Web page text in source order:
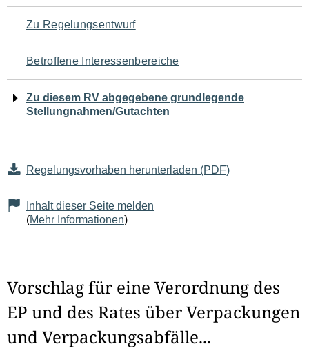
den
Seiteninhalt
Zu Regelungsentwurf
Betroffene Interessenbereiche
Zu diesem RV abgegebene grundlegende
Stellungnahmen/Gutachten
Regelungsvorhaben herunterladen (PDF)
Inhalt dieser Seite melden
(Mehr Informationen)
Vorschlag für eine Verordnung des
EP und des Rates über Verpackungen
und Verpackungsabfälle...